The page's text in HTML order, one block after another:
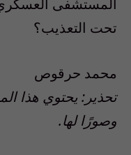
محمد حرقوص
تحذير: يحتوي هذا
وصورًا لها.